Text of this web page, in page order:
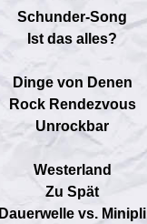
Schunder-Song
Ist das alles?
Dinge von Denen
Rock Rendezvous
Unrockbar
Westerland
Zu Spät
Dauerwelle vs. Minipli